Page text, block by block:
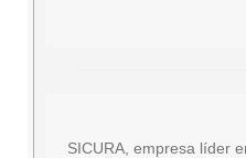
SICURA, empresa líder